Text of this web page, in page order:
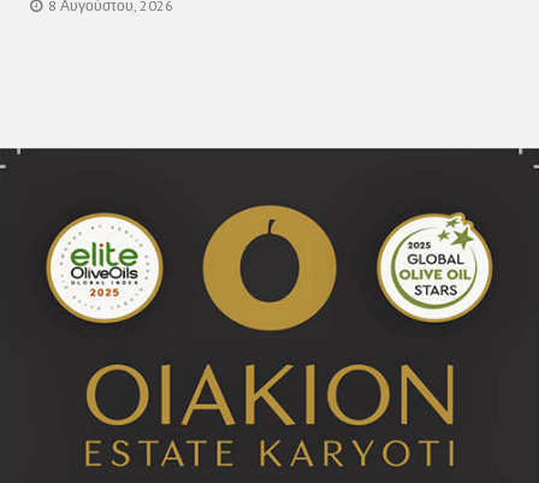
8 Αυγούστου, 2026